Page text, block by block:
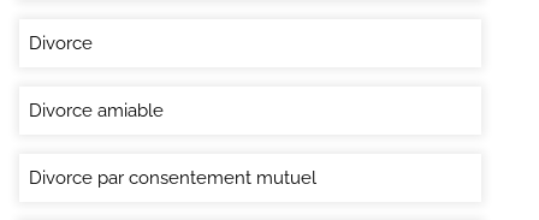
Divorce
Divorce amiable
Divorce par consentement mutuel